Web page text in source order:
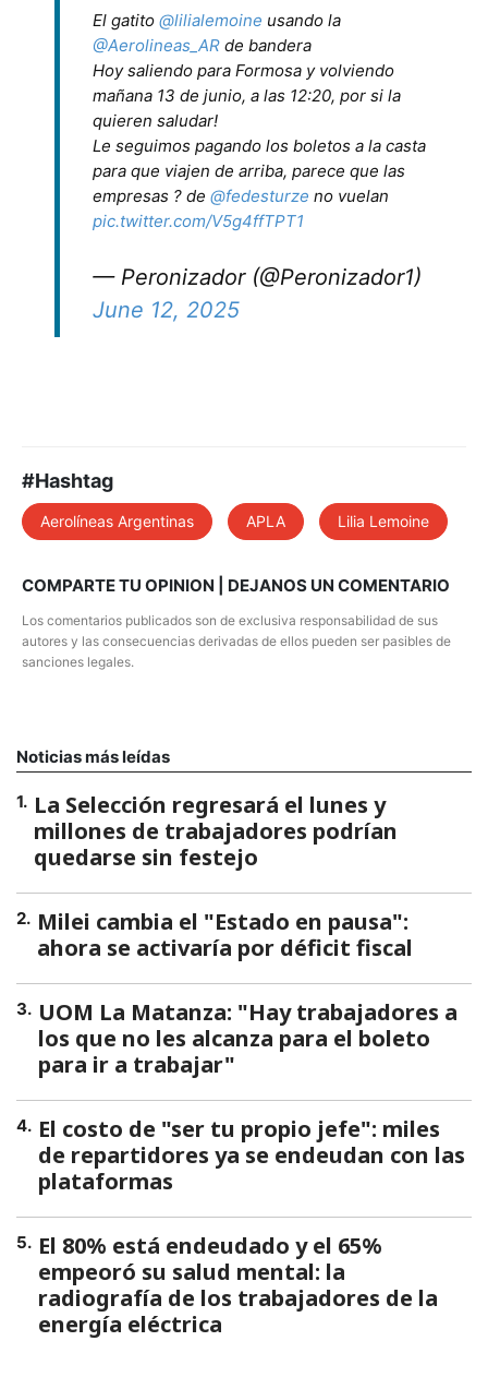
El gatito @lilialemoine usando la
@Aerolineas_AR de bandera
Hoy saliendo para Formosa y volviendo
mañana 13 de junio, a las 12:20, por si la
quieren saludar!
Le seguimos pagando los boletos a la casta
para que viajen de arriba, parece que las
empresas ? de @fedesturze no vuelan
pic.twitter.com/V5g4ffTPT1
— Peronizador (@Peronizador1)
June 12, 2025
#Hashtag
Aerolíneas Argentinas APLA Lilia Lemoine
COMPARTE TU OPINION | DEJANOS UN COMENTARIO
Los comentarios publicados son de exclusiva responsabilidad de sus
autores y las consecuencias derivadas de ellos pueden ser pasibles de
sanciones legales.
Noticias más leídas
1. La Selección regresará el lunes y
millones de trabajadores podrían
quedarse sin festejo
2. Milei cambia el "Estado en pausa":
ahora se activaría por déficit fiscal
3. UOM La Matanza: "Hay trabajadores a
los que no les alcanza para el boleto
para ir a trabajar"
4. El costo de "ser tu propio jefe": miles
de repartidores ya se endeudan con las
plataformas
5. El 80% está endeudado y el 65%
empeoró su salud mental: la
radiografía de los trabajadores de la
energía eléctrica